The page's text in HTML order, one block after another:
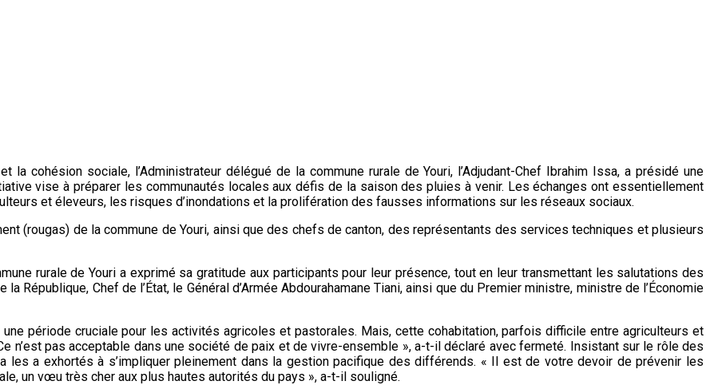
cohésion sociale, l’Administrateur délégué de la commune rurale de Youri, l’Adjudant-Chef Ibrahim Issa, a présidé une
vise à préparer les communautés locales aux défis de la saison des pluies à venir. Les échanges ont essentiellement
et éleveurs, les risques d’inondations et la prolifération des fausses informations sur les réseaux sociaux.
(rougas) de la commune de Youri, ainsi que des chefs de canton, des représentants des services techniques et plusieurs
rurale de Youri a exprimé sa gratitude aux participants pour leur présence, tout en leur transmettant les salutations des
République, Chef de l’État, le Général d’Armée Abdourahamane Tiani, ainsi que du Premier ministre, ministre de l’Économie
période cruciale pour les activités agricoles et pastorales. Mais, cette cohabitation, parfois difficile entre agriculteurs et
n’est pas acceptable dans une société de paix et de vivre-ensemble », a-t-il déclaré avec fermeté. Insistant sur le rôle des
les a exhortés à s’impliquer pleinement dans la gestion pacifique des différends. « Il est de votre devoir de prévenir les
un vœu très cher aux plus hautes autorités du pays », a-t-il souligné.